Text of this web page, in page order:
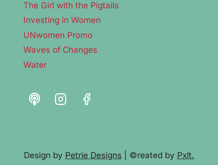
The Girl with the Pigtails
Investing in Women
UNwomen Promo
Waves of Changes
Water
Design by Petrie Designs | ©reated by Pxlt.